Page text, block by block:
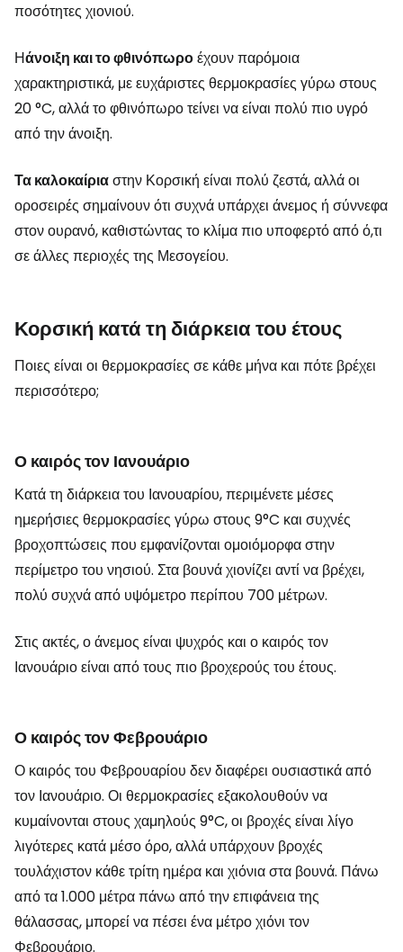
ποσότητες χιονιού.
Ηάνοιξη και το φθινόπωροέχουν παρόμοια
χαρακτηριστικά, με ευχάριστες θερμοκρασίες γύρω στους
20 °C, αλλά το φθινόπωρο τείνει να είναι πολύ πιο υγρό
από την άνοιξη.
Τα καλοκαίριαστην Κορσική είναι πολύ ζεστά, αλλά οι
οροσειρές σημαίνουν ότι συχνά υπάρχει άνεμος ή σύννεφα
στον ουρανό, καθιστώντας το κλίμα πιο υποφερτό από ό,τι
σε άλλες περιοχές της Μεσογείου.
Κορσική κατά τη διάρκεια του έτους
Ποιες είναι οι θερμοκρασίες σε κάθε μήνα και πότε βρέχει
περισσότερο;
Ο καιρός τον Ιανουάριο
Κατά τη διάρκεια του Ιανουαρίου, περιμένετε μέσες
ημερήσιες θερμοκρασίες γύρω στους 9°C και συχνές
βροχοπτώσεις που εμφανίζονται ομοιόμορφα στην
περίμετρο του νησιού. Στα βουνά χιονίζει αντί να βρέχει,
πολύ συχνά από υψόμετρο περίπου 700 μέτρων.
Στις ακτές, ο άνεμος είναι ψυχρός και ο καιρός τον
Ιανουάριο είναι από τους πιο βροχερούς του έτους.
Ο καιρός τον Φεβρουάριο
Ο καιρός του Φεβρουαρίου δεν διαφέρει ουσιαστικά από
τον Ιανουάριο. Οι θερμοκρασίες εξακολουθούν να
κυμαίνονται στους χαμηλούς 9°C, οι βροχές είναι λίγο
λιγότερες κατά μέσο όρο, αλλά υπάρχουν βροχές
τουλάχιστον κάθε τρίτη ημέρα και χιόνια στα βουνά. Πάνω
από τα 1.000 μέτρα πάνω από την επιφάνεια της
θάλασσας, μπορεί να πέσει ένα μέτρο χιόνι τον
Φεβρουάριο.